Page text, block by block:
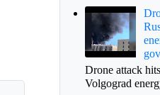
Drone attack
Volgograd